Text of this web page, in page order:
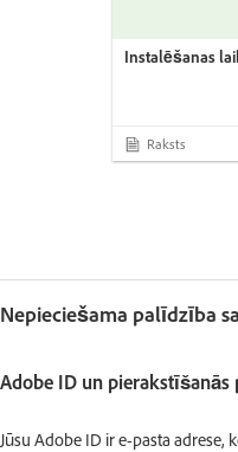
Instalēšanas
Raksts
Nepieciešama palīdzība
Adobe ID un pierakstīšanās
Jūsu Adobe ID ir e-pasta